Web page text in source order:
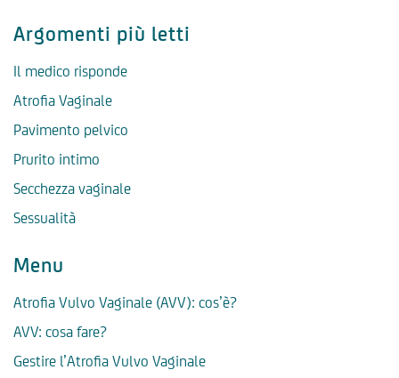
Argomenti più letti
Il medico risponde
Atrofia Vaginale
Pavimento pelvico
Prurito intimo
Secchezza vaginale
Sessualità
Menu
Atrofia Vulvo Vaginale (AVV): cos’è?
AVV: cosa fare?
Gestire l’Atrofia Vulvo Vaginale